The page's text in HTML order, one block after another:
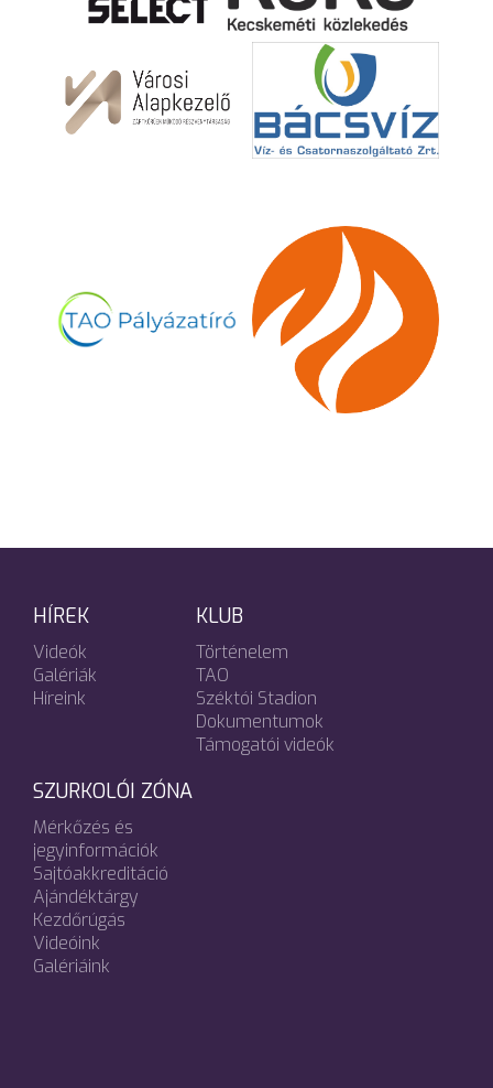
HÍREK
Videók
Galériák
Híreink
KLUB
Történelem
TAO
Széktói Stadion
Dokumentumok
Támogatói videók
SZURKOLÓI ZÓNA
Mérkőzés és
jegyinformációk
Sajtóakkreditáció
Ajándéktárgy
Kezdőrúgás
Videóink
Galériáink